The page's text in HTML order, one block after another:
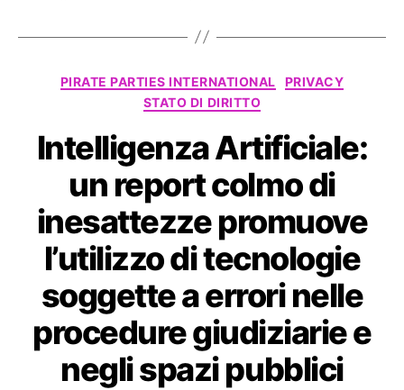
Categorie
PIRATE PARTIES INTERNATIONAL
PRIVACY
STATO DI DIRITTO
Intelligenza Artificiale:
un report colmo di
inesattezze promuove
l’utilizzo di tecnologie
soggette a errori nelle
procedure giudiziarie e
negli spazi pubblici